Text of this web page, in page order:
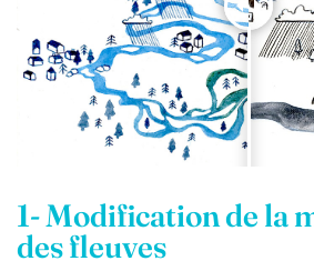
1- Modification de la
des fleuves